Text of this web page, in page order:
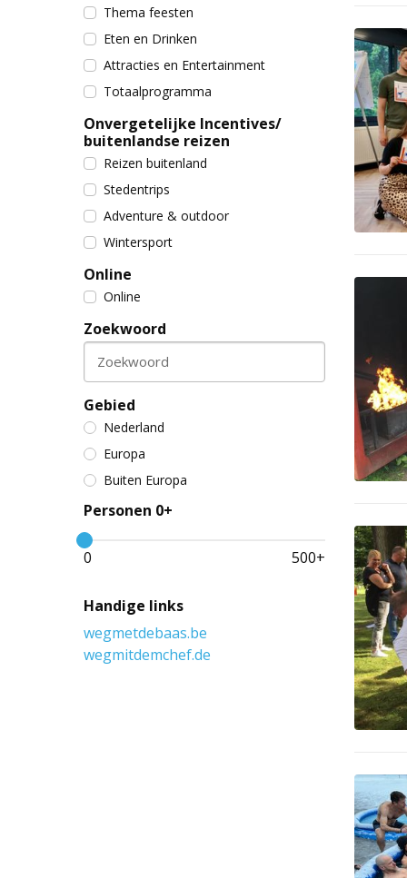
Thema feesten
Eten en Drinken
Attracties en Entertainment
Totaalprogramma
Onvergetelijke Incentives/
buitenlandse reizen
Reizen buitenland
Stedentrips
Adventure & outdoor
Wintersport
Online
Online
Zoekwoord
Zoekwoord
Gebied
Nederland
Europa
Buiten Europa
Personen 0+
0 500+
Handige links
wegmetdebaas.be
wegmitdemchef.de